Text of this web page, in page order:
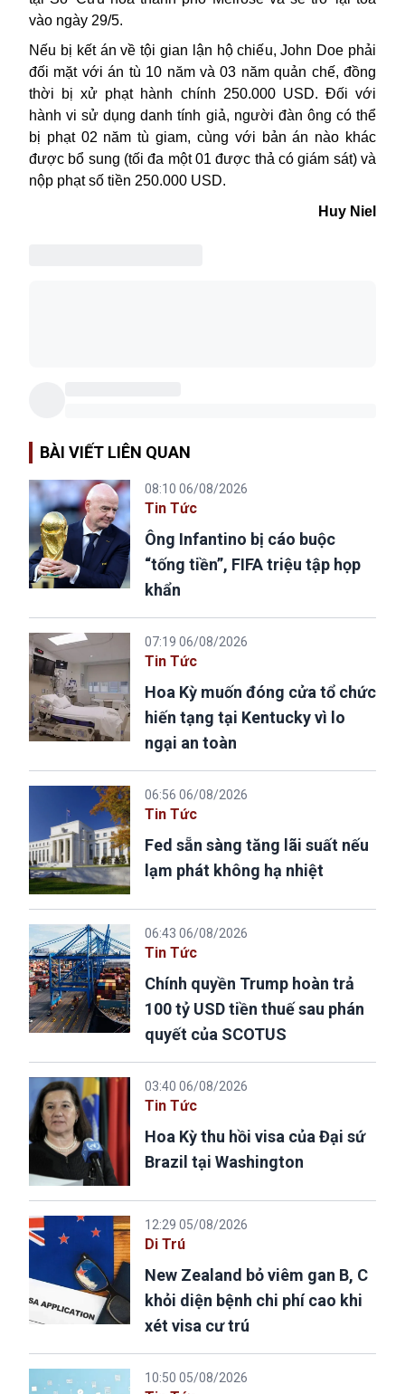
vào ngày 29/5.
Nếu bị kết án về tội gian lận hộ chiếu, John Doe phải
đối mặt với án tù 10 năm và 03 năm quản chế, đồng
thời bị xử phạt hành chính 250.000 USD. Đối với
hành vi sử dụng danh tính giả, người đàn ông có thể
bị phạt 02 năm tù giam, cùng với bản án nào khác
được bổ sung (tối đa một 01 được thả có giám sát) và
nộp phạt số tiền 250.000 USD.
Huy Niel
BÀI VIẾT LIÊN QUAN
08:10 06/08/2026
Tin Tức
Ông Infantino bị cáo buộc
“tống tiền”, FIFA triệu tập họp
khẩn
07:19 06/08/2026
Tin Tức
Hoa Kỳ muốn đóng cửa tổ chức
hiến tạng tại Kentucky vì lo
ngại an toàn
06:56 06/08/2026
Tin Tức
Fed sẵn sàng tăng lãi suất nếu
lạm phát không hạ nhiệt
06:43 06/08/2026
Tin Tức
Chính quyền Trump hoàn trả
100 tỷ USD tiền thuế sau phán
quyết của SCOTUS
03:40 06/08/2026
Tin Tức
Hoa Kỳ thu hồi visa của Đại sứ
Brazil tại Washington
12:29 05/08/2026
Di Trú
New Zealand bỏ viêm gan B, C
khỏi diện bệnh chi phí cao khi
xét visa cư trú
10:50 05/08/2026